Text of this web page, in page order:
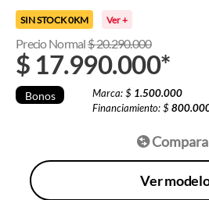
SIN STOCK 0KM Ver +
Precio Normal$20.290.000
$ 17.990.000*
Bonos Marca: $ 1.500.000
Financiamiento: $
Ver